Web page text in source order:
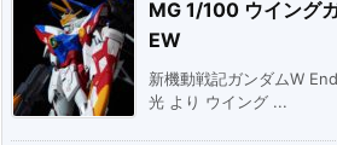
MG 1/100 ウイング
EW
新機動戦記ガンダムW
光 より ウイング ...